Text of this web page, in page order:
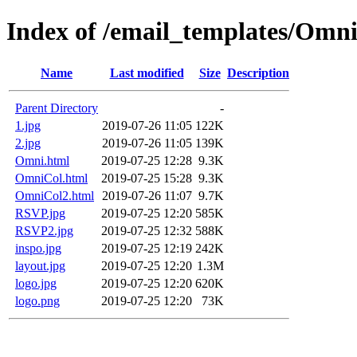
Index of /email_templates/Omni
Name Last modified Size Description
Parent Directory
-
1.jpg
2019-07-26 11:05 122K
2.jpg
2019-07-26 11:05 139K
Omni.html
2019-07-25 12:28 9.3K
OmniCol.html
2019-07-25 15:28 9.3K
OmniCol2.html
2019-07-26 11:07 9.7K
RSVP.jpg
2019-07-25 12:20 585K
RSVP2.jpg
2019-07-25 12:32 588K
inspo.jpg
2019-07-25 12:19 242K
layout.jpg
2019-07-25 12:20 1.3M
logo.jpg
2019-07-25 12:20 620K
logo.png
2019-07-25 12:20 73K